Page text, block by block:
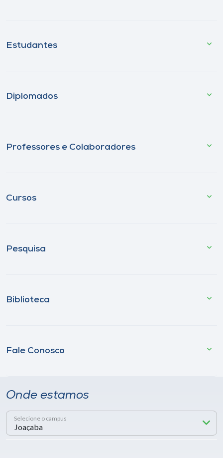
Estudantes
Diplomados
Professores e Colaboradores
Cursos
Pesquisa
Biblioteca
Fale Conosco
Onde estamos
Selecione o campus